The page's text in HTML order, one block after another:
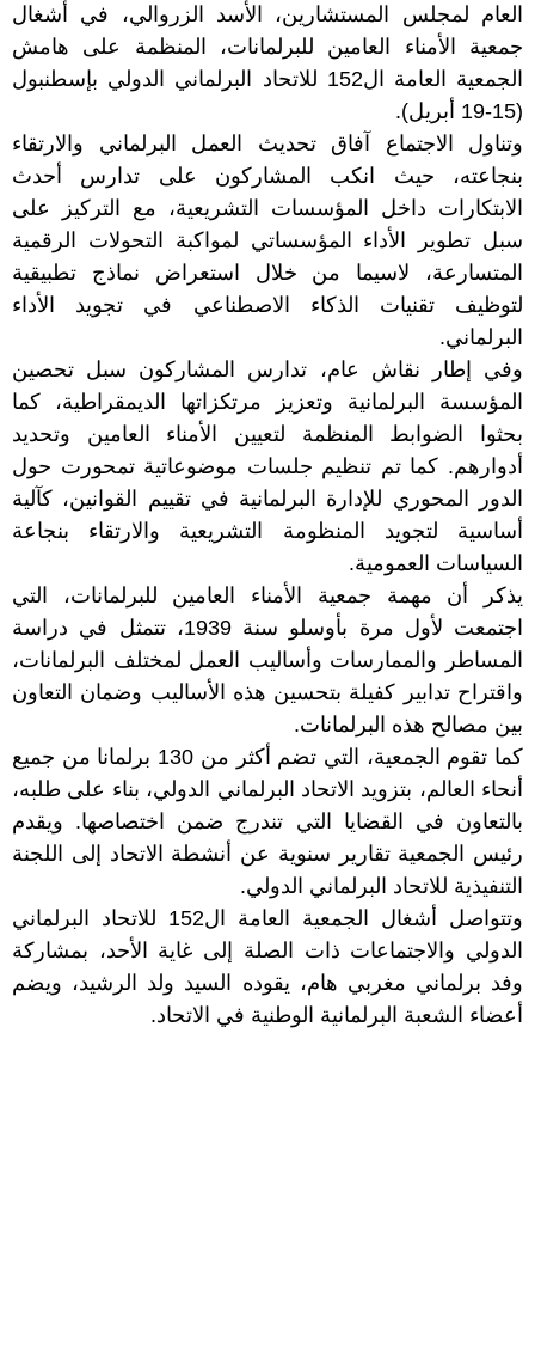
العام لمجلس المستشارين، الأسد الزروالي، في أشغال
جمعية الأمناء العامين للبرلمانات، المنظمة على هامش
الجمعية العامة ال152 للاتحاد البرلماني الدولي بإسطنبول
(15-19 أبريل).
وتناول الاجتماع آفاق تحديث العمل البرلماني والارتقاء
بنجاعته، حيث انكب المشاركون على تدارس أحدث
الابتكارات داخل المؤسسات التشريعية، مع التركيز على
سبل تطوير الأداء المؤسساتي لمواكبة التحولات الرقمية
المتسارعة، لاسيما من خلال استعراض نماذج تطبيقية
لتوظيف تقنيات الذكاء الاصطناعي في تجويد الأداء
البرلماني.
وفي إطار نقاش عام، تدارس المشاركون سبل تحصين
المؤسسة البرلمانية وتعزيز مرتكزاتها الديمقراطية، كما
بحثوا الضوابط المنظمة لتعيين الأمناء العامين وتحديد
أدوارهم. كما تم تنظيم جلسات موضوعاتية تمحورت حول
الدور المحوري للإدارة البرلمانية في تقييم القوانين، كآلية
أساسية لتجويد المنظومة التشريعية والارتقاء بنجاعة
السياسات العمومية.
يذكر أن مهمة جمعية الأمناء العامين للبرلمانات، التي
اجتمعت لأول مرة بأوسلو سنة 1939، تتمثل في دراسة
المساطر والممارسات وأساليب العمل لمختلف البرلمانات،
واقتراح تدابير كفيلة بتحسين هذه الأساليب وضمان التعاون
بين مصالح هذه البرلمانات.
كما تقوم الجمعية، التي تضم أكثر من 130 برلمانا من جميع
أنحاء العالم، بتزويد الاتحاد البرلماني الدولي، بناء على طلبه،
بالتعاون في القضايا التي تندرج ضمن اختصاصها. ويقدم
رئيس الجمعية تقارير سنوية عن أنشطة الاتحاد إلى اللجنة
التنفيذية للاتحاد البرلماني الدولي.
وتتواصل أشغال الجمعية العامة ال152 للاتحاد البرلماني
الدولي والاجتماعات ذات الصلة إلى غاية الأحد، بمشاركة
وفد برلماني مغربي هام، يقوده السيد ولد الرشيد، ويضم
أعضاء الشعبة البرلمانية الوطنية في الاتحاد.